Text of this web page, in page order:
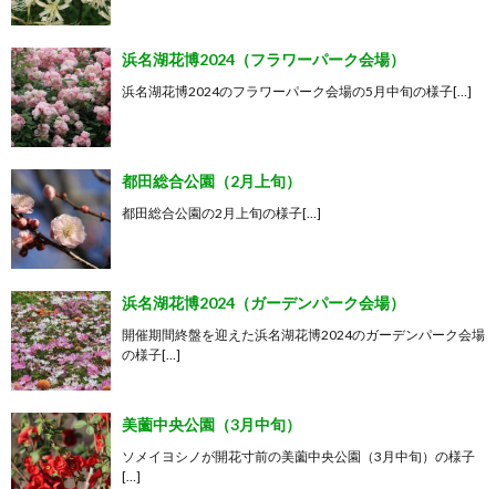
浜名湖花博2024（フラワーパーク会場）
浜名湖花博2024のフラワーパーク会場の5月中旬の様子[…]
都田総合公園（2月上旬）
都田総合公園の2月上旬の様子[…]
浜名湖花博2024（ガーデンパーク会場）
開催期間終盤を迎えた浜名湖花博2024のガーデンパーク会場
の様子[…]
美薗中央公園（3月中旬）
ソメイヨシノが開花寸前の美薗中央公園（3月中旬）の様子
[…]